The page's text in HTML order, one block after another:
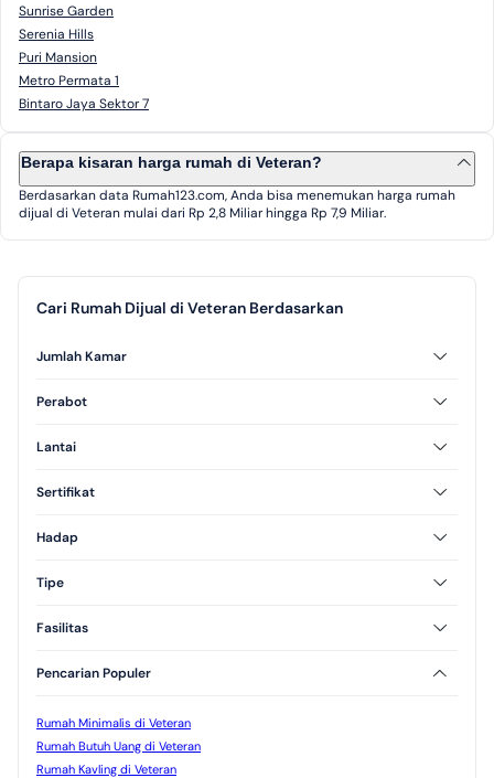
Sunrise Garden
Serenia Hills
Puri Mansion
Metro Permata 1
Bintaro Jaya Sektor 7
Berapa kisaran harga rumah di Veteran?
Berdasarkan data Rumah123.com, Anda bisa menemukan harga rumah
dijual di Veteran mulai dari Rp 2,8 Miliar hingga Rp 7,9 Miliar.
Cari Rumah Dijual di Veteran Berdasarkan
Jumlah Kamar
Perabot
Lantai
Sertifikat
Hadap
Tipe
Fasilitas
Pencarian Populer
Rumah Minimalis di Veteran
Rumah Butuh Uang di Veteran
Rumah Kavling di Veteran